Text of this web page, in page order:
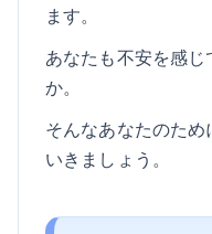
ます。
あなたも不安を感
か。
そんなあなたのた
いきましょう。